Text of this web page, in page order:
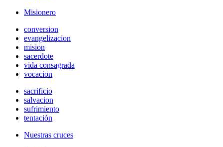
Misionero
conversion
evangelizacion
mision
sacerdote
vida consagrada
vocacion
sacrificio
salvacion
sufrimiento
tentación
Nuestras cruces